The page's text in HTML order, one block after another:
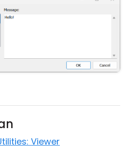
Viewer